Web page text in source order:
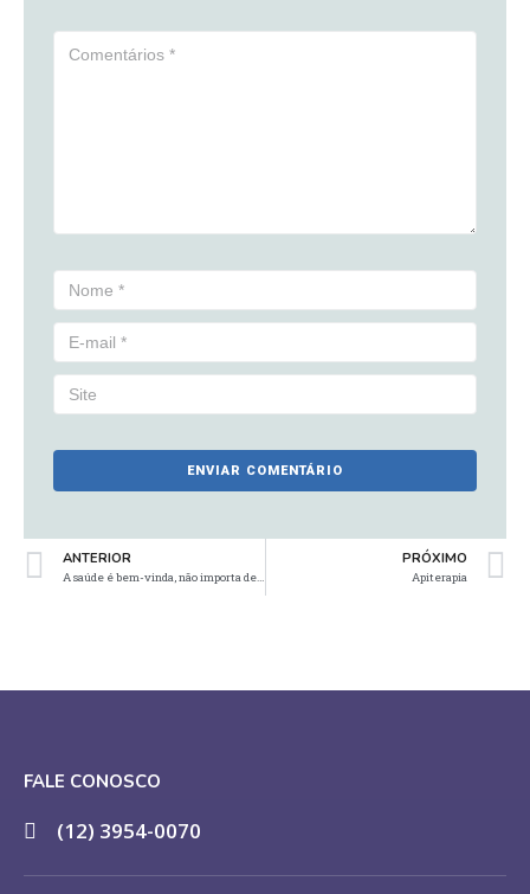
ANTERIOR
A saúde é bem-vinda, não importa de onde venha!
PRÓXIMO
Apiterapia
FALE CONOSCO
(12) 3954-0070